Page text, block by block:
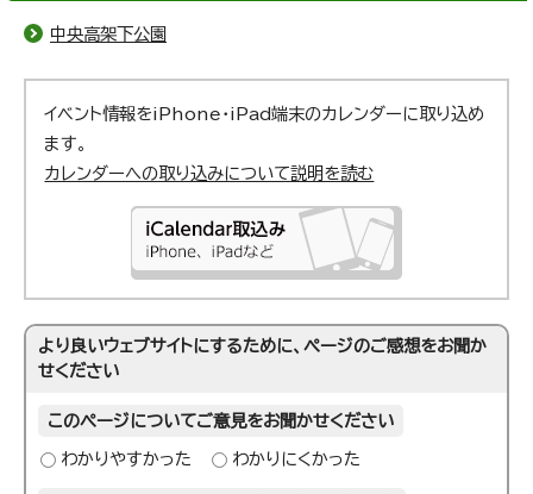
中央高架下公園
イベント情報をiPhone・iPad端末のカレンダーに取り込め
ます。
カレンダーへの取り込みについて説明を読む
より良いウェブサイトにするために、ページのご感想をお聞か
せください
このページについてご意見をお聞かせください
わかりやすかった わかりにくかった